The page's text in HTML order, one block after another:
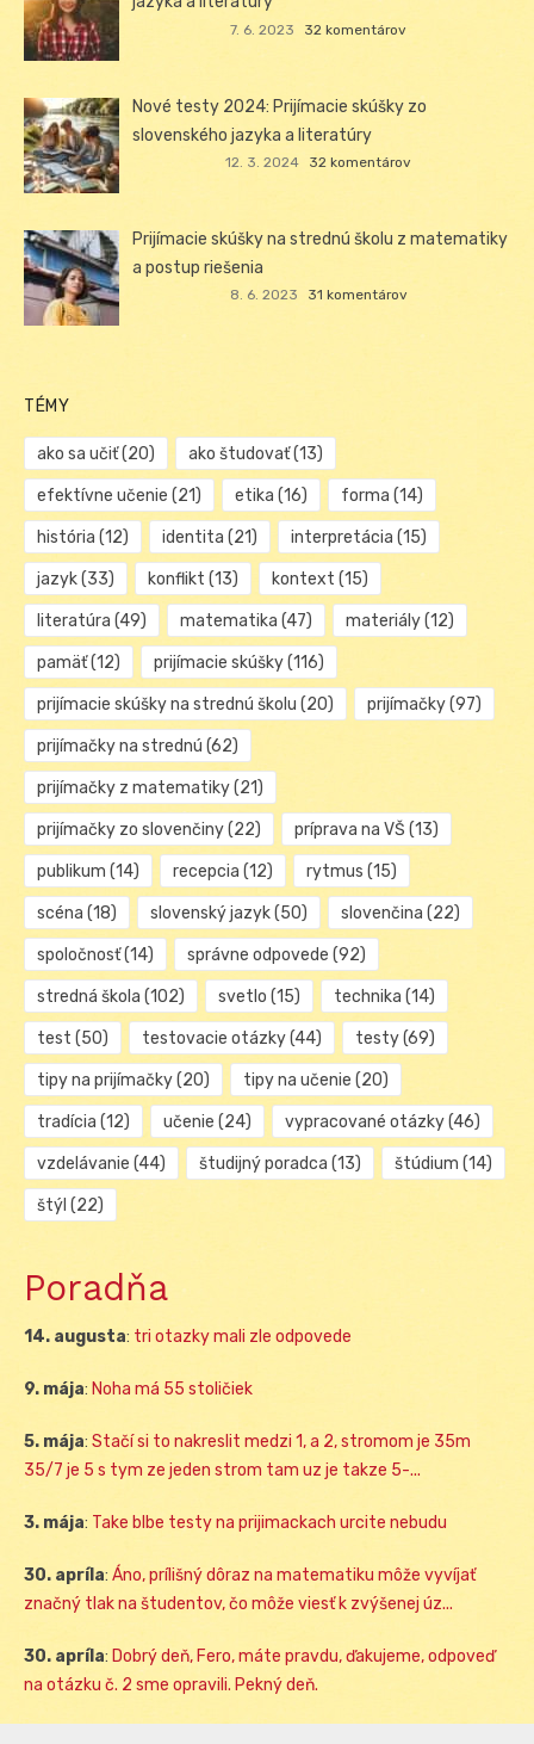
7. 6. 2023 32 komentárov
Nové testy 2024: Prijímacie skúšky zo
slovenského jazyka a literatúry
12. 3. 2024 32 komentárov
Prijímacie skúšky na strednú školu z matematiky
a postup riešenia
8. 6. 2023 31 komentárov
TÉMY
ako sa učiť(20) ako študovať(13)
efektívne učenie (21) etika (16) forma (14)
história (12) identita (21) interpretácia (15)
jazyk(33) konflikt (13) kontext (15)
literatúra (49) matematika (47) materiály(12)
pamäť(12) prijímacie skúšky(116)
prijímacie skúšky na strednú školu (20) prijímačky(97)
prijímačky na strednú (62)
prijímačky z matematiky(21)
prijímačky zo slovenčiny(22) príprava na VŠ (13)
publikum (14) recepcia (12) rytmus (15)
scéna (18) slovenský jazyk(50) slovenčina (22)
spoločnosť(14) správne odpovede (92)
stredná škola (102) svetlo (15) technika (14)
test (50) testovacie otázky(44) testy(69)
tipy na prijímačky(20) tipy na učenie (20)
tradícia (12) učenie (24) vypracované otázky(46)
vzdelávanie (44) študijný poradca (13) štúdium (14)
štýl (22)
Poradňa
14. augusta: tri otazky mali zle odpovede
9. mája: Noha má 55 stoličiek
5. mája: Stačí si to nakreslit medzi 1, a 2, stromom je 35m
35/7 je 5 s tym ze jeden strom tam uz je takze 5-...
3. mája: Take blbe testy na prijimackach urcite nebudu
30. apríla: Áno, prílišný dôraz na matematiku môže vyvíjať
značný tlak na študentov, čo môže viesť k zvýšenej úz...
30. apríla: Dobrý deň, Fero, máte pravdu, ďakujeme, odpoveď
na otázku č. 2 sme opravili. Pekný deň.